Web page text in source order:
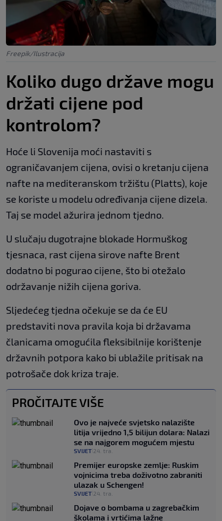
Freepik/Ilustracija
Koliko dugo države mogu
držati cijene pod
kontrolom?
Hoće li Slovenija moći nastaviti s
ograničavanjem cijena, ovisi o kretanju cijena
nafte na mediteranskom tržištu (Platts), koje
se koriste u modelu određivanja cijene dizela.
Taj se model ažurira jednom tjedno.
U slučaju dugotrajne blokade Hormuškog
tjesnaca, rast cijena sirove nafte Brent
dodatno bi pogurao cijene, što bi otežalo
održavanje nižih cijena goriva.
Sljedećeg tjedna očekuje se da će EU
predstaviti nova pravila koja bi državama
članicama omogućila fleksibilnije korištenje
državnih potpora kako bi ublažile pritisak na
potrošače dok kriza traje.
PROČITAJTE VIŠE
Ovo je najveće svjetsko nalazište
litija vrijedno 1,5 bilijun dolara: Nalazi
se na najgorem mogućem mjestu
SVIJET 24. tra.
Premijer europske zemlje: Ruskim
vojnicima treba doživotno zabraniti
ulazak u Schengen!
SVIJET 24. tra.
Dojave o bombama u zagrebačkim
školama i vrtićima lažne